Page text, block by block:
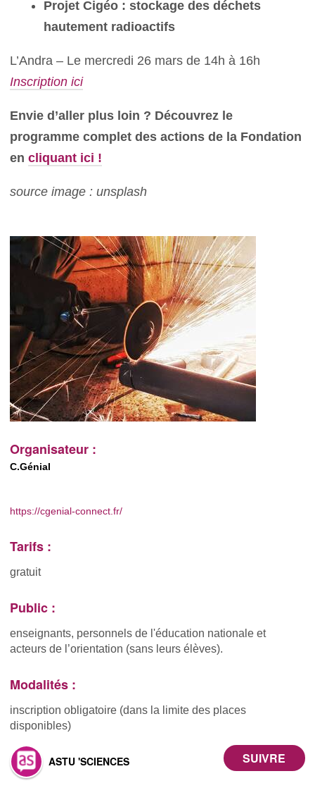
Projet Cigéo : stockage des déchets
hautement radioactifs
L’Andra – Le mercredi 26 mars de 14h à 16h
Inscription ici
Envie d’aller plus loin ? Découvrez le
programme complet des actions de la Fondation
encliquant ici !
source image : unsplash
Organisateur :
C.Génial
https://cgenial-connect.fr/
Tarifs :
gratuit
Public :
enseignants, personnels de l'éducation nationale et
acteurs de l’orientation (sans leurs élèves).
Modalités :
inscription obligatoire (dans la limite des places
disponibles)
ASTU 'SCIENCES